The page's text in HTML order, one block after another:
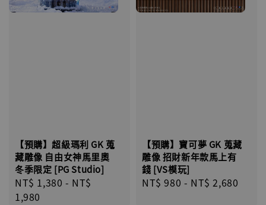
【預購】超級瑪利 GK 蒐
藏雕像 自由女神馬里奧
冬季限定 [PG Studio]
Regular
price
NT$ 1,380 - NT$
1,980
【預購】寶可夢 GK 蒐藏
雕像 招財新年款馬上有
錢 [VS模玩]
Regular
NT$ 980 - NT$ 2,680